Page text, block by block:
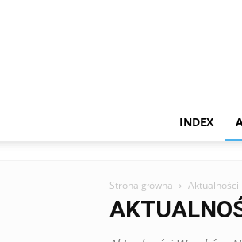
INDEX
Strona główna Aktualności